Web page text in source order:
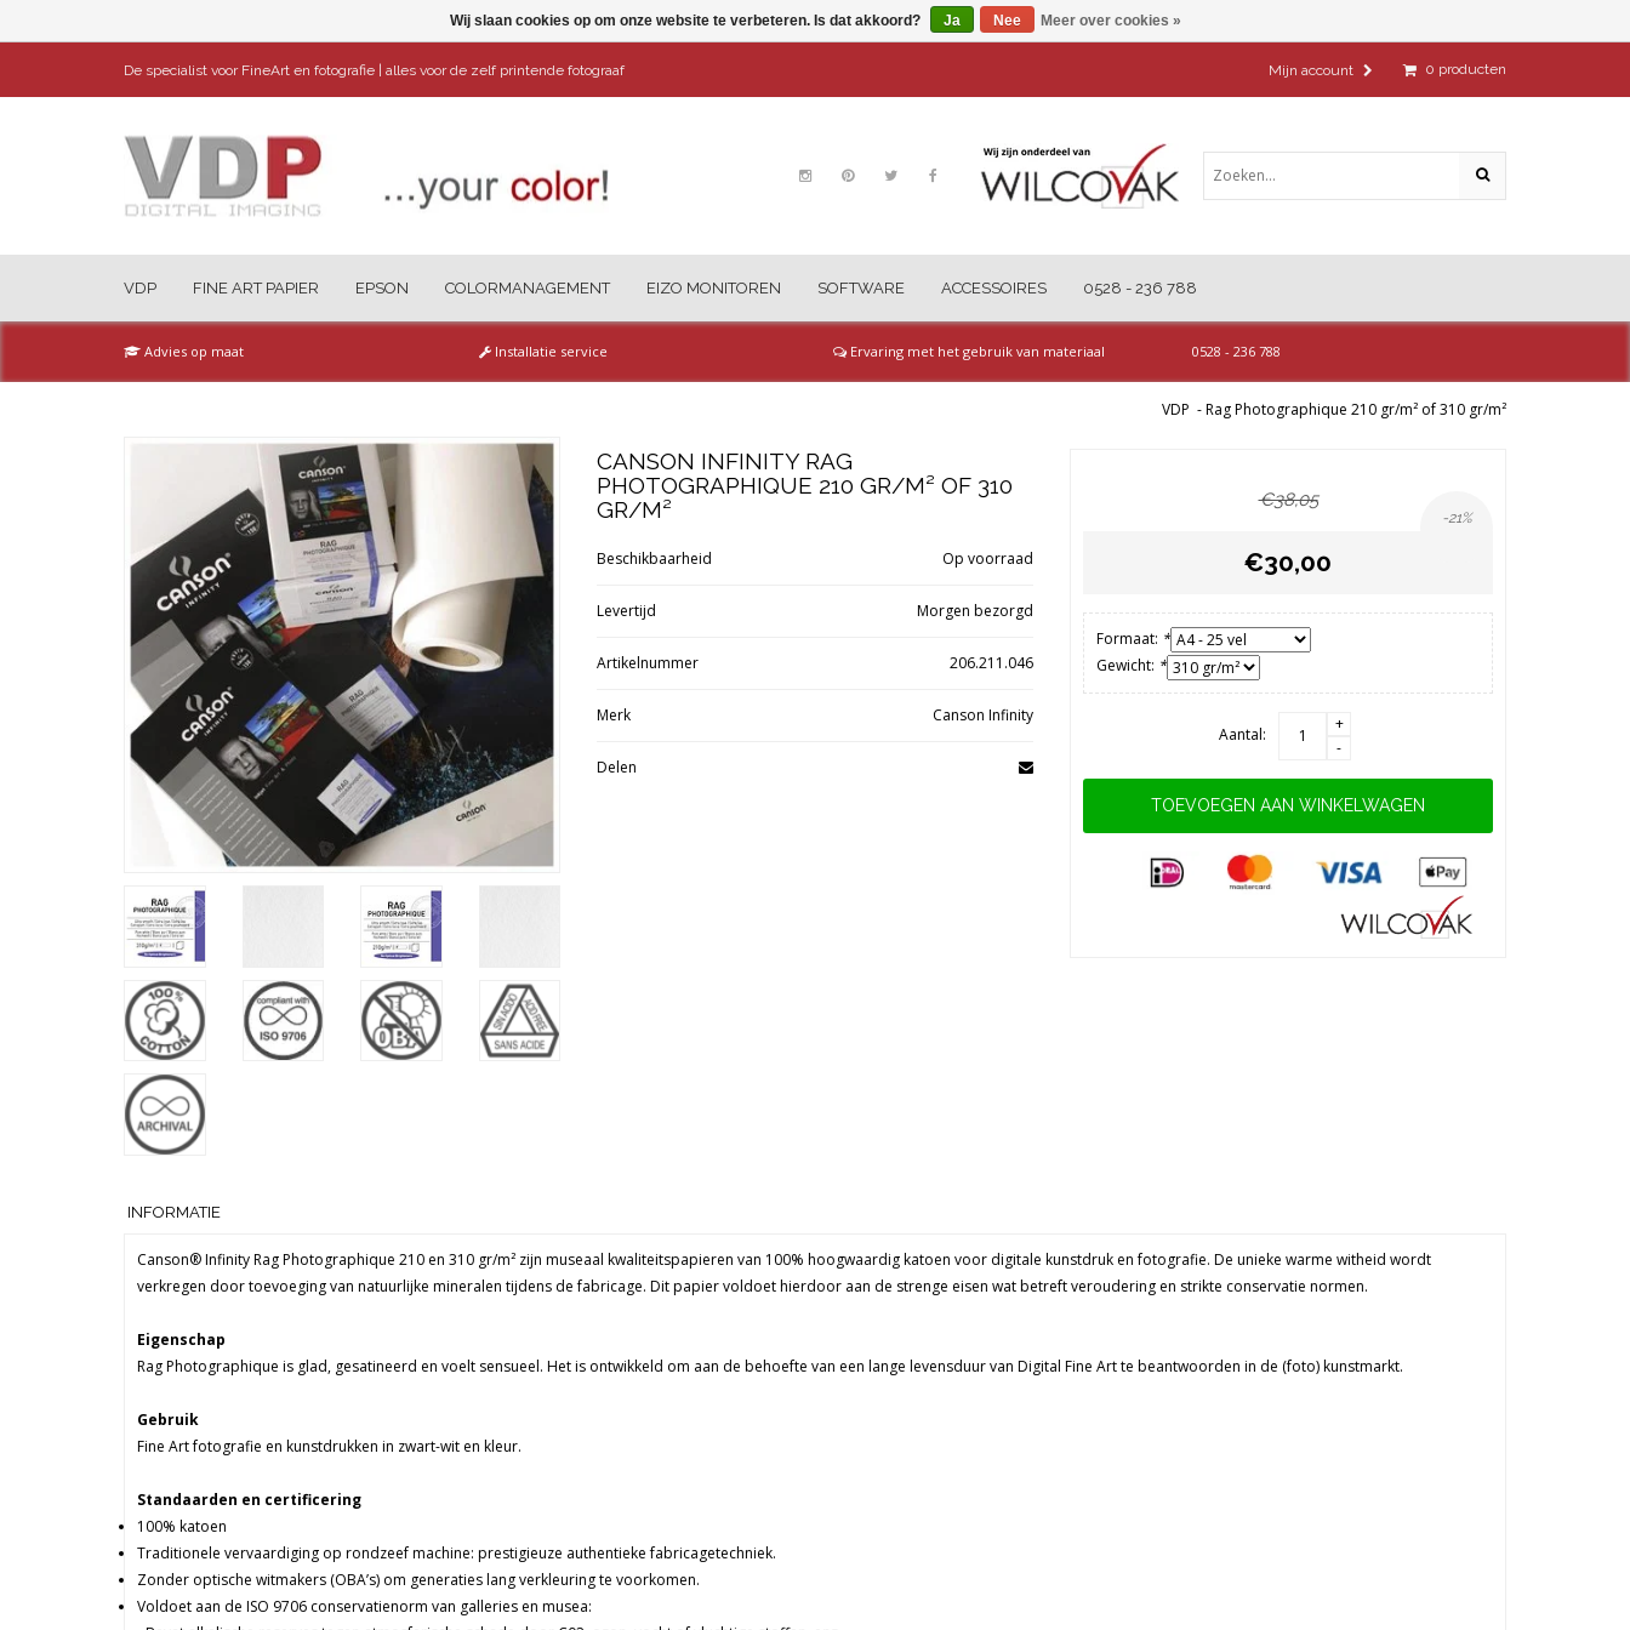
De specialist voor FineArt en fotografie | alles voor de zelf printende fotograaf 0 producten
Mijn account
VDP FINE ART PAPIER EPSON COLORMANAGEMENT EIZO MONITOREN SOFTWARE ACCESSOIRES 0528 - 236 788
Advies op maat Installatie service Ervaring met het gebruik van materiaal 0528 - 236 788
VDP -Rag Photographique 210 gr/m² of 310 gr/m²
€38,05
€30,00
-21%
Formaat: *
Gewicht: *
Aantal:
+
-
TOEVOEGEN AAN WINKELWAGEN
CANSON INFINITY RAG
PHOTOGRAPHIQUE 210 GR/M² OF 310
GR/M²
Beschikbaarheid Op voorraad
Levertijd Morgen bezorgd
Artikelnummer 206.211.046
Merk Canson Infinity
Delen
INFORMATIE
Canson® Infinity Rag Photographique 210 en 310 gr/m² zijn museaal kwaliteitspapieren van 100% hoogwaardig katoen voor digitale kunstdruk en fotografie. De unieke warme witheid wordt
verkregen door toevoeging van natuurlijke mineralen tijdens de fabricage. Dit papier voldoet hierdoor aan de strenge eisen wat betreft veroudering en strikte conservatie normen.
Eigenschap
Rag Photographique is glad, gesatineerd en voelt sensueel. Het is ontwikkeld om aan de behoefte van een lange levensduur van Digital Fine Art te beantwoorden in de (foto) kunstmarkt.
Gebruik
Fine Art fotografie en kunstdrukken in zwart-wit en kleur.
Standaarden en certificering
100% katoen
Traditionele vervaardiging op rondzeef machine: prestigieuze authentieke fabricagetechniek.
Zonder optische witmakers (OBA’s) om generaties lang verkleuring te voorkomen.
Voldoet aan de ISO 9706 conservatienorm van galleries en musea:
Wij slaan cookies op om onze website te verbeteren. Is dat akkoord? Ja Nee Meer over cookies »